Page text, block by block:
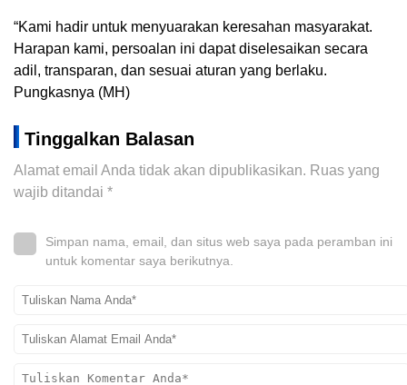
“Kami hadir untuk menyuarakan keresahan masyarakat.
Harapan kami, persoalan ini dapat diselesaikan secara
adil, transparan, dan sesuai aturan yang berlaku.
Pungkasnya (MH)
Tinggalkan Balasan
Alamat email Anda tidak akan dipublikasikan. Ruas yang
wajib ditandai *
Simpan nama, email, dan situs web saya pada peramban ini
untuk komentar saya berikutnya.